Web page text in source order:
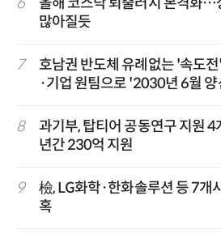
많아질듯
7
호남권 반도체 유례없는 '속도
·기업 원팀으로 '2030년 6월
8
과기부, 탑티어 공동연구 지원
년간 230억 지원
9
檢, LG화학·한화솔루션 등 7개
혹